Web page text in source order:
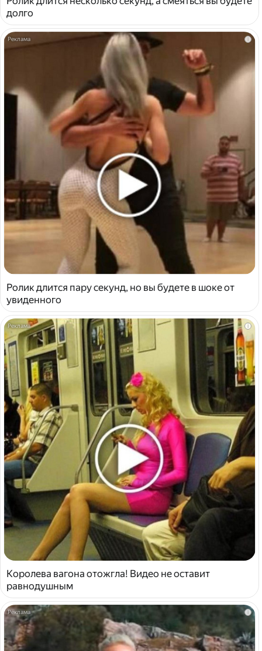
долго
i
Ролик длится пару секунд, но вы будете в шоке от
увиденного
i
Королева вагона отожгла! Видео не оставит
равнодушным
i